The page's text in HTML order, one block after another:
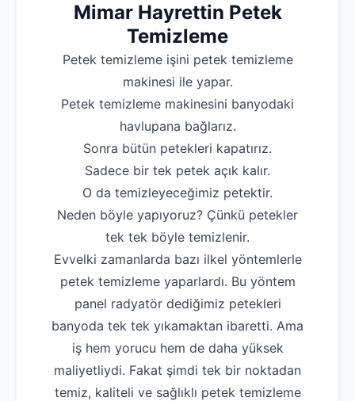
Mimar Hayrettin Petek
Temizleme
Petek temizleme işini petek temizleme
makinesi ile yapar.
Petek temizleme makinesini banyodaki
havlupana bağlarız.
Sonra bütün petekleri kapatırız.
Sadece bir tek petek açık kalır.
O da temizleyeceğimiz petektir.
Neden böyle yapıyoruz? Çünkü petekler
tek tek böyle temizlenir.
Evvelki zamanlarda bazı ilkel yöntemlerle
petek temizleme yaparlardı. Bu yöntem
panel radyatör dediğimiz petekleri
banyoda tek tek yıkamaktan ibaretti. Ama
iş hem yorucu hem de daha yüksek
maliyetliydi. Fakat şimdi tek bir noktadan
temiz, kaliteli ve sağlıklı petek temizleme